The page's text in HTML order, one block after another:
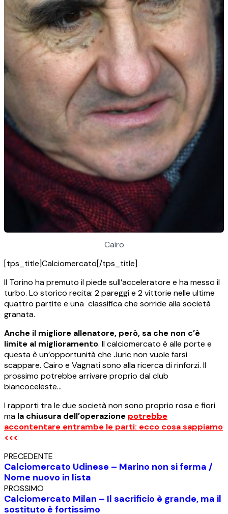
Cairo
[tps_title]Calciomercato[/tps_title]
Il Torino ha premuto il piede sull’acceleratore e ha messo il
turbo. Lo storico recita: 2 pareggi e 2 vittorie nelle ultime
quattro partite e una classifica che sorride alla società
granata.
Anche il migliore allenatore, però, sa che non c’è
limite al miglioramento. Il calciomercato è alle porte e
questa è un’opportunità che Juric non vuole farsi
scappare. Cairo e Vagnati sono alla ricerca di rinforzi. Il
prossimo potrebbe arrivare proprio dal club
biancoceleste…
I rapporti tra le due società non sono proprio rosa e fiori
ma la chiusura dell’operazione potrebbe
accontentare entrambe le parti: ecco cosa sappiamo
<<<
PRECEDENTE
Calciomercato Udinese – Marino non si ferma /
Nome nuovo in lista
PROSSIMO
Calciomercato Milan – Il sacrificio è grande, ma il
sostituto è fortissimo